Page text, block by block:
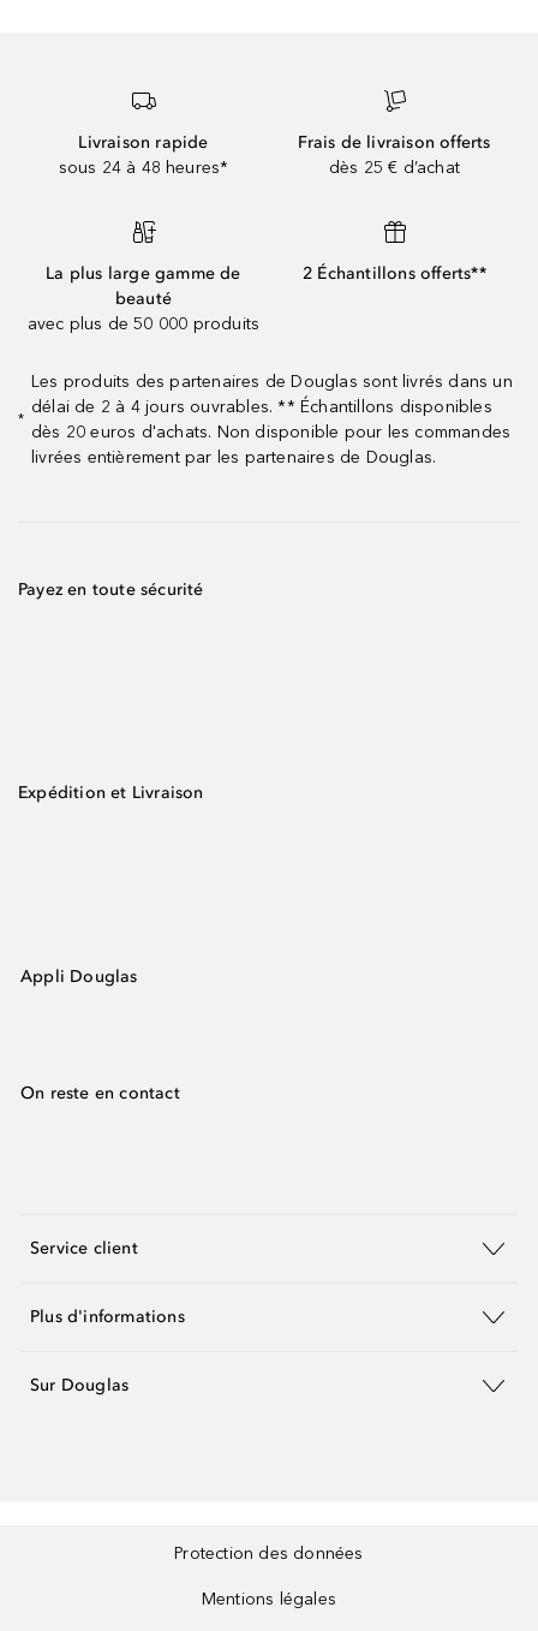
Livraison rapide
sous 24 à 48 heures*
Frais de livraison offerts
dès 25 € d’achat
La plus large gamme de
beauté
avec plus de 50 000 produits
2 Échantillons offerts**
*
Les produits des partenaires de Douglas sont livrés dans un
délai de 2 à 4 jours ouvrables. ** Échantillons disponibles
dès 20 euros d'achats. Non disponible pour les commandes
livrées entièrement par les partenaires de Douglas.
Payez en toute sécurité
Expédition et Livraison
Appli Douglas
On reste en contact
Service client
Plus d'informations
Sur Douglas
Protection des données
Mentions légales